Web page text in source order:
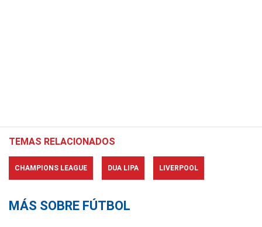
TEMAS RELACIONADOS
CHAMPIONS LEAGUE DUA LIPA LIVERPOOL
MÁS SOBRE FÚTBOL